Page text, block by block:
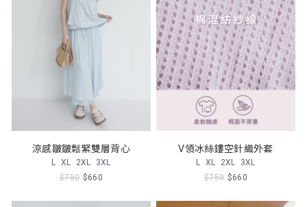
涼感皺皺鬆緊雙層背心
L XL 2XL 3XL
$750 $660
V領冰絲鏤空針織外套
L XL 2XL 3XL
$750 $660